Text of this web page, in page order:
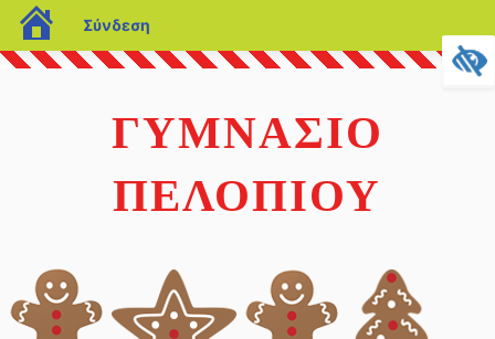
blogs.sch.gr
Σύνδεση
Μετάβαση
ΓΥΜΝΑΣΙΟ
ΠΕΛΟΠΙΟΥ